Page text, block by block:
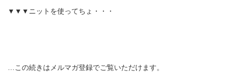
▼▼▼ニットを使ってちょ・・・
…この続きはメルマガ登録でご覧いただけます。